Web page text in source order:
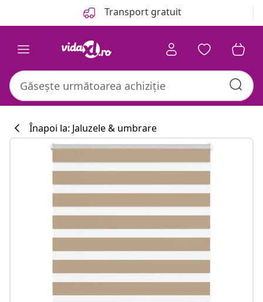
Transport gratuit
Înapoi la: Jaluzele & umbrare